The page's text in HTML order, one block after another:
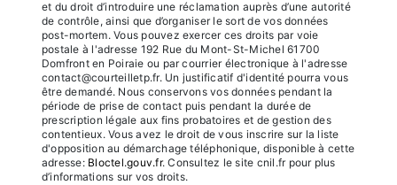
et du droit d’introduire une réclamation auprès d’une autorité
de contrôle, ainsi que d’organiser le sort de vos données
post-mortem. Vous pouvez exercer ces droits par voie
postale à l'adresse 192 Rue du Mont-St-Michel 61700
Domfront en Poiraie ou par courrier électronique à l'adresse
contact@courteilletp.fr. Un justificatif d'identité pourra vous
être demandé. Nous conservons vos données pendant la
période de prise de contact puis pendant la durée de
prescription légale aux fins probatoires et de gestion des
contentieux. Vous avez le droit de vous inscrire sur la liste
d'opposition au démarchage téléphonique, disponible à cette
adresse: Bloctel.gouv.fr. Consultez le site cnil.fr pour plus
d’informations sur vos droits.